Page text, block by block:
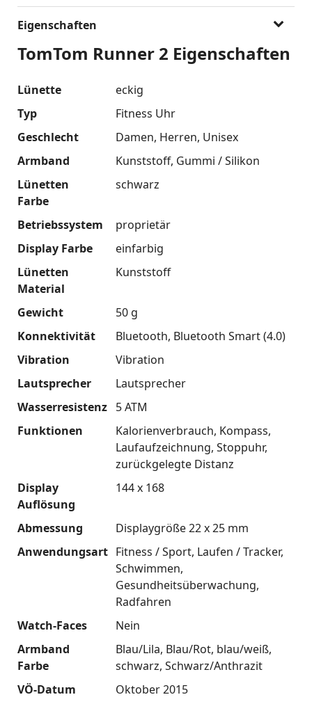
Eigenschaften
TomTom Runner 2 Eigenschaften
Lünette
eckig
Typ
Fitness Uhr
Geschlecht
Damen Herren Unisex
Armband
Kunststoff Gummi / Silikon
Lünetten
Farbe
schwarz
Betriebssystem
proprietär
Display Farbe
einfarbig
Lünetten
Material
Kunststoff
Gewicht
50 g
Konnektivität
Bluetooth Bluetooth Smart (4.0)
Vibration
Vibration
Lautsprecher
Lautsprecher
Wasserresistenz 5 ATM
Funktionen
Kalorienverbrauch Kompass
Laufaufzeichnung Stoppuhr
zurückgelegte Distanz
Display
Auflösung
144 x 168
Abmessung
Displaygröße 22 x 25 mm
Anwendungsart Fitness / Sport Laufen / Tracker
Schwimmen
Gesundheitsüberwachung
Radfahren
Watch-Faces
Nein
Armband
Farbe
Blau/Lila Blau/Rot blau/weiß
schwarz Schwarz/Anthrazit
VÖ-Datum
Oktober 2015